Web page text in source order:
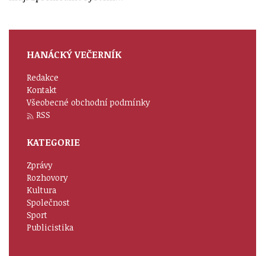
HANÁCKÝ VEČERNÍK
Redakce
Kontakt
Všeobecné obchodní podmínky
RSS
KATEGORIE
Zprávy
Rozhovory
Kultura
Společnost
Sport
Publicistika